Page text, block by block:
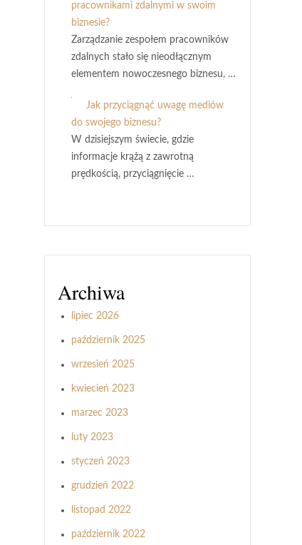
pracownikami zdalnymi w swoim
biznesie?
Zarządzanie zespołem pracowników
zdalnych stało się nieodłącznym
elementem nowoczesnego biznesu, …
Jak przyciągnąć uwagę mediów
do swojego biznesu?
W dzisiejszym świecie, gdzie
informacje krążą z zawrotną
prędkością, przyciągnięcie …
Archiwa
lipiec 2026
październik 2025
wrzesień 2025
kwiecień 2023
marzec 2023
luty 2023
styczeń 2023
grudzień 2022
listopad 2022
październik 2022